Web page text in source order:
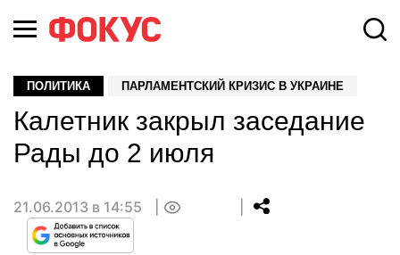
ПОЛИТИКА ПАРЛАМЕНТСКИЙ КРИЗИС В УКРАИНЕ
Калетник закрыл заседание
Рады до 2 июля
21.06.2013 в 14:55